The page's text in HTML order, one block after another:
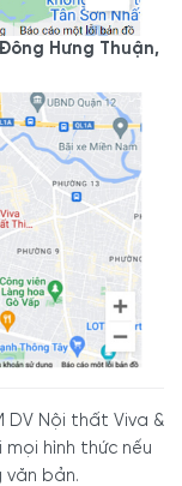
Hưng Thuận,
DV Nội thất Viva &
hình thức nếu
văn bản.